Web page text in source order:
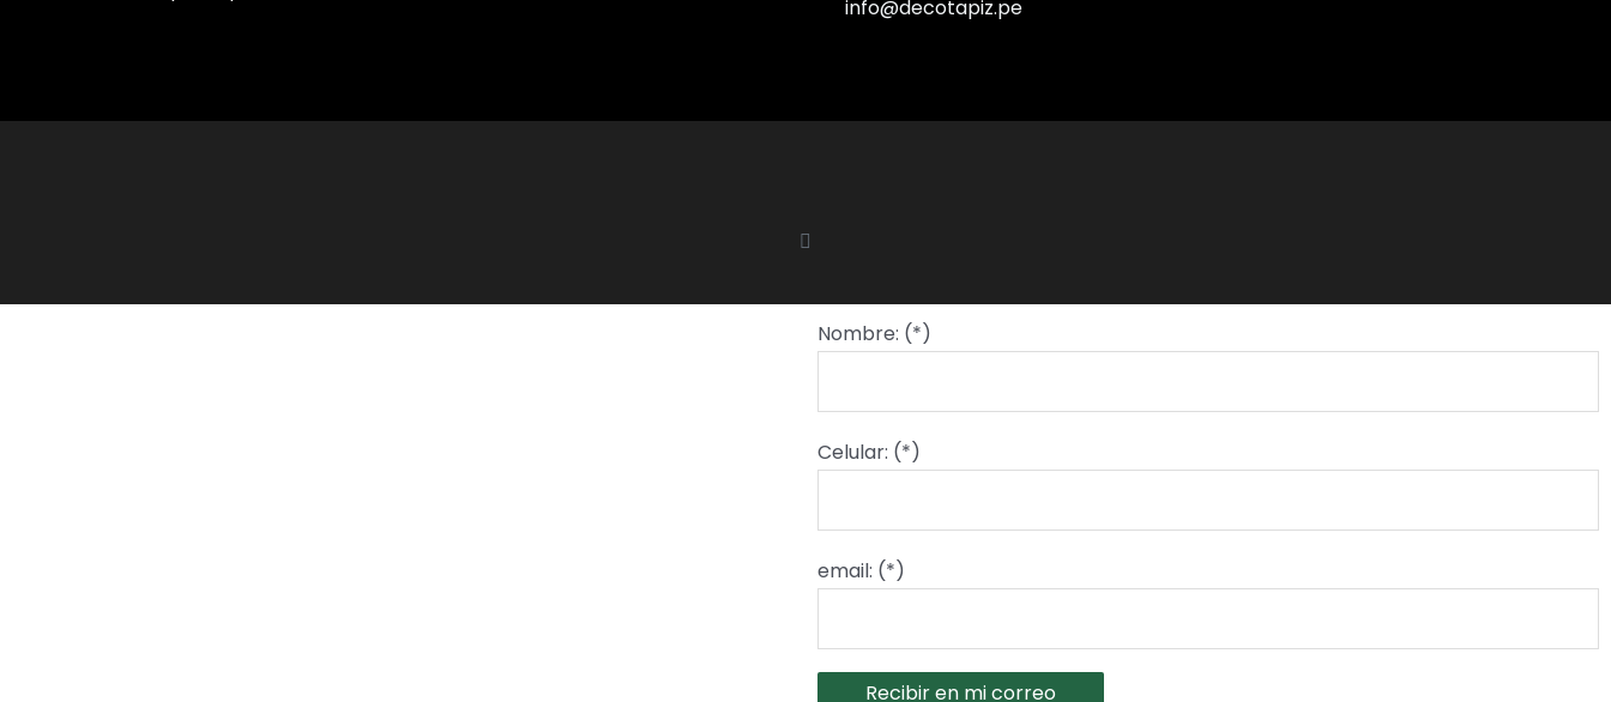
info@decotapiz.pe
Nombre: (*)
Celular: (*)
email: (*)